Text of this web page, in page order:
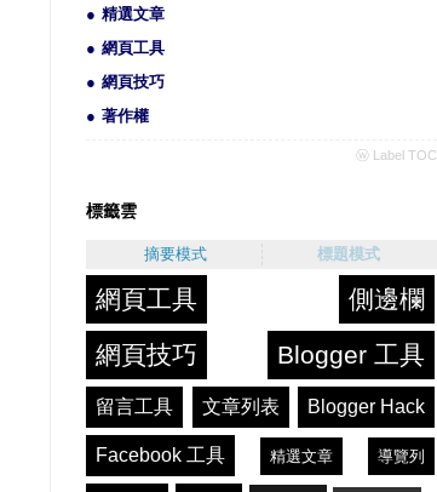
精選文章
網頁工具
網頁技巧
著作權
ⓦ Label TOC
標籤雲
摘要模式 標題模式
網頁工具
側邊欄
網頁技巧
Blogger 工具
留言工具 文章列表 Blogger Hack
Facebook 工具 精選文章 導覽列